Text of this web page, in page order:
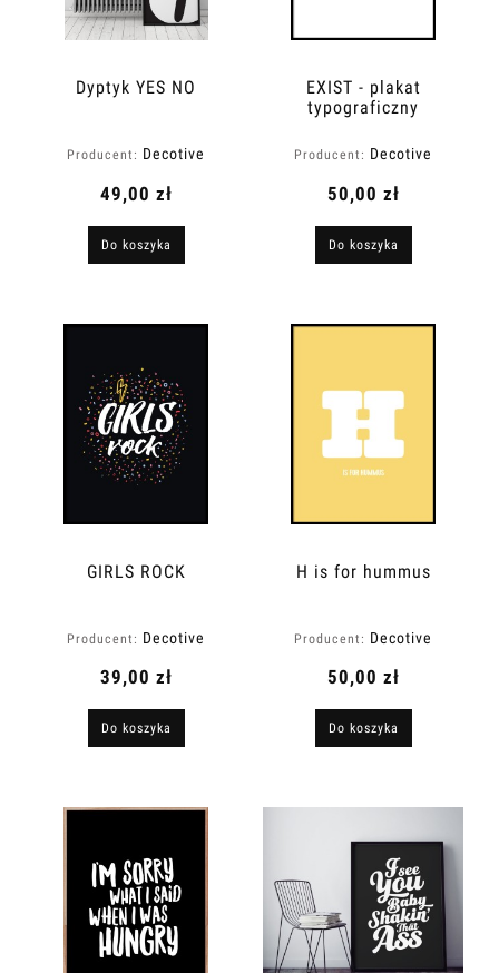
Dyptyk YES NO
Producent: Decotive
49,00 zł
Do koszyka
EXIST - plakat
typograficzny
Producent: Decotive
50,00 zł
Do koszyka
GIRLS ROCK
Producent: Decotive
39,00 zł
Do koszyka
H is for hummus
Producent: Decotive
50,00 zł
Do koszyka